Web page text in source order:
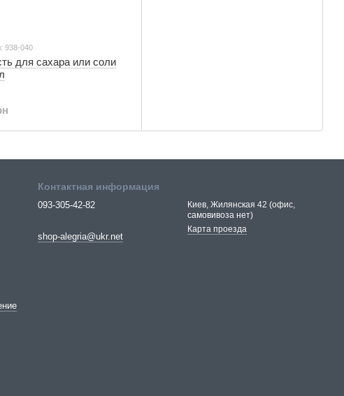
938-040
для сахара или соли
Контактная информация
093-305-42-82
shop-alegria@ukr.net
Киев, Жилянская 42 (офис,
самовивоза нет)
Карта проезда